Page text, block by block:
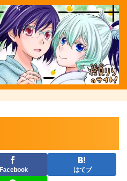
Facebook はてブ